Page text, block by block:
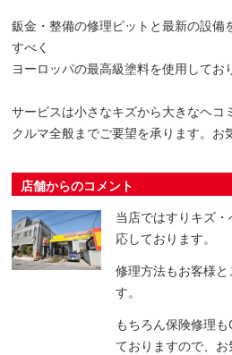
鈑金・整備の修理ピットと最新の設備
すべく
ヨーロッパの最高級塗料を使用してお
サービスは小さなキズから大きなヘコ
クルマ全般までご要望を承ります。お
店舗からのコメント
当店ではすりキズ
応しております。
修理方法もお客様
す。
もちろん保険修理
ておりますので、お